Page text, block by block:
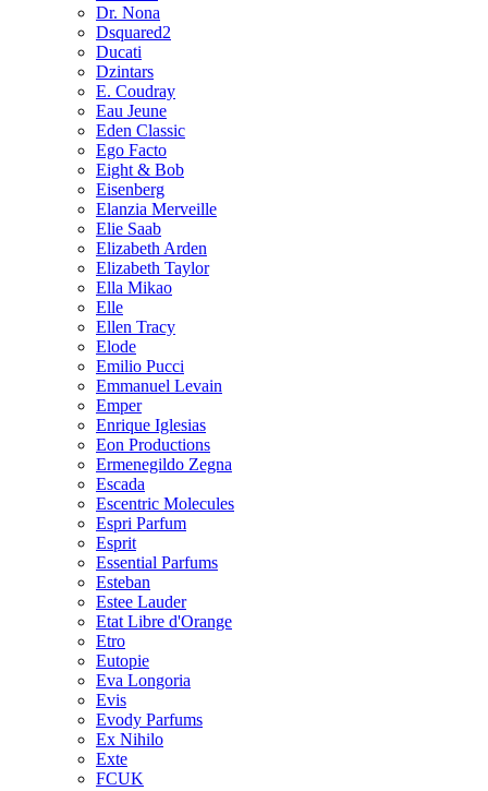
Dr. Nona
Dsquared2
Ducati
Dzintars
E. Coudray
Eau Jeune
Eden Classic
Ego Facto
Eight & Bob
Eisenberg
Elanzia Merveille
Elie Saab
Elizabeth Arden
Elizabeth Taylor
Ella Mikao
Elle
Ellen Tracy
Elode
Emilio Pucci
Emmanuel Levain
Emper
Enrique Iglesias
Eon Productions
Ermenegildo Zegna
Escada
Escentric Molecules
Espri Parfum
Esprit
Essential Parfums
Esteban
Estee Lauder
Etat Libre d'Orange
Etro
Eutopie
Eva Longoria
Evis
Evody Parfums
Ex Nihilo
Exte
FCUK